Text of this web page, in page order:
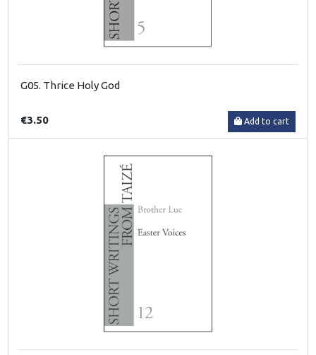
G05. Thrice Holy God
€3.50 Add to cart